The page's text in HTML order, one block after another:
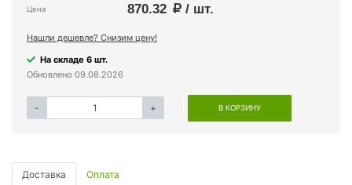
Цена 870.32 / шт.
Нашли дешевле? Снизим цену!
На складе 6 шт.
Обновлено 09.08.2026
- + В КОРЗИНУ
Доставка Оплата